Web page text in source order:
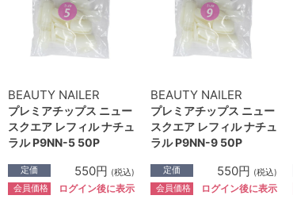
BEAUTY NAILER
プレミアチップス ニュー
スクエア レフィル ナチュ
ラル P9NN-5 50P
定価 550円 (税込)
会員価格 ログイン後に表示
BEAUTY NAILER
プレミアチップス ニュー
スクエア レフィル ナチュ
ラル P9NN-9 50P
定価 550円 (税込)
会員価格 ログイン後に表示